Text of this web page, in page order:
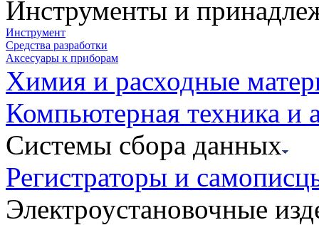
Инструменты и
Инструмент
Средства разработки
Аксесуары к приборам
Химия и расходные
Компьютерная техника и
Системы сбора данных
Регистраторы и
Электроустановочные